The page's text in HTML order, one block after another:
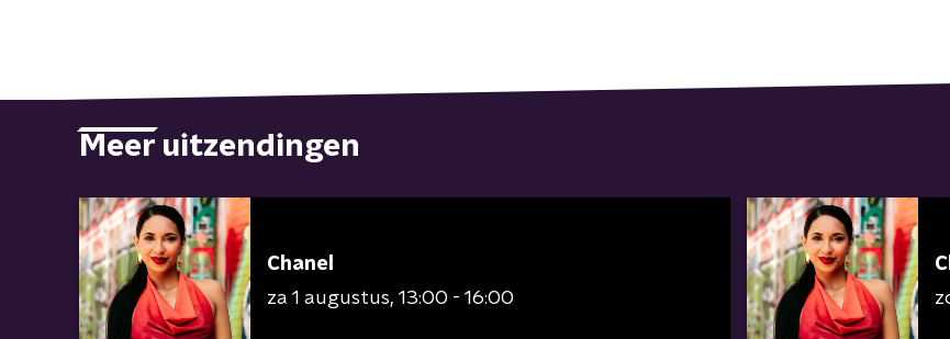
Meer uitzendingen
Chanel
za 1 augustus 13:00 - 16:00